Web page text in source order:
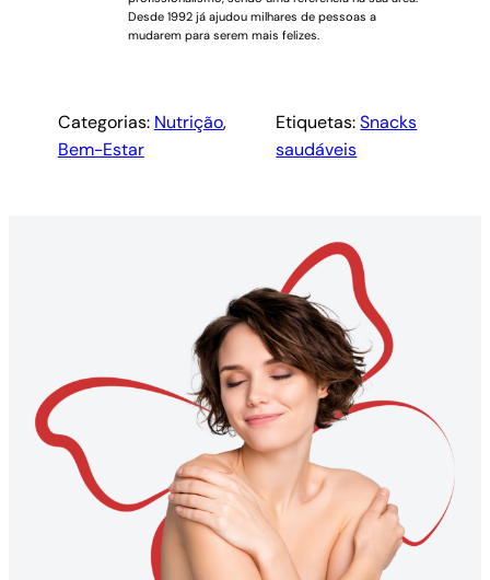
Desde 1992 já ajudou milhares de pessoas a
mudarem para serem mais felizes.
Categorias: Nutrição,
Bem-Estar
Etiquetas:Snacks
saudáveis